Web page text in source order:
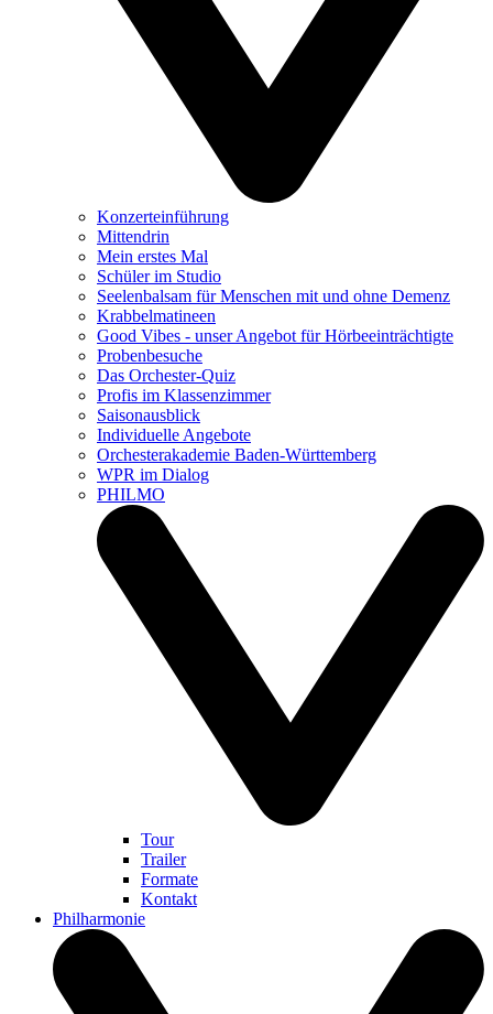
Konzerteinführung
Mittendrin
Mein erstes Mal
Schüler im Studio
Seelenbalsam für Menschen mit und ohne Demenz
Krabbelmatineen
Good Vibes - unser Angebot für Hörbeeinträchtigte
Probenbesuche
Das Orchester-Quiz
Profis im Klassenzimmer
Saisonausblick
Individuelle Angebote
Orchesterakademie Baden-Württemberg
WPR im Dialog
PHILMO
Tour
Trailer
Formate
Kontakt
Philharmonie